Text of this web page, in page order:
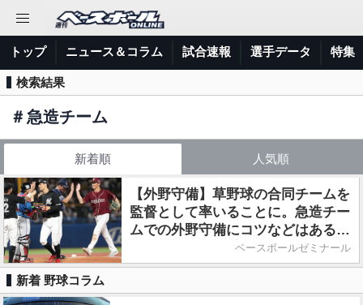
トップ ニュース＆コラム 試合速報 選手データ 特集
検索結果
＃急造チーム
新着順 人気順
【外野守備】草野球の合同チームを
監督として率いることに。急造チー
ムでの外野守備にコツなどはある？
／元西武・平野謙に聞くベースボールゼミナール
新着 野球コラム